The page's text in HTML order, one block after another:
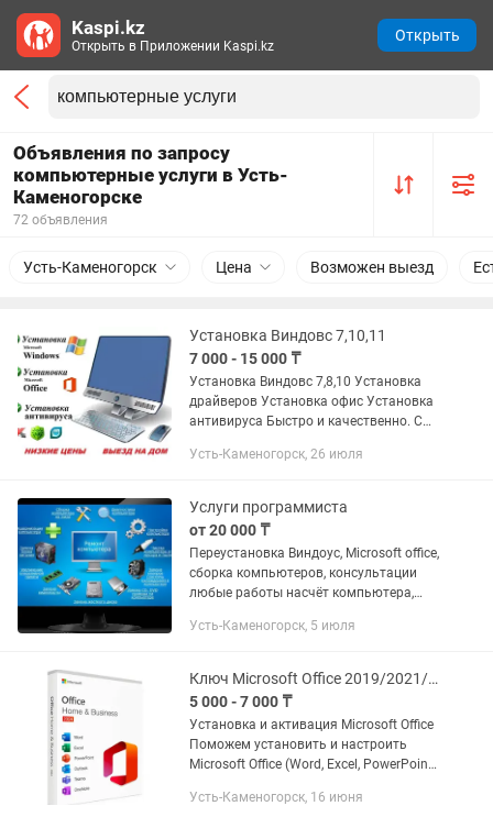
Объявления по запросу
компьютерные услуги в Усть-
Каменогорске
72 объявления
Усть-Каменогорск Цена Возможен выезд
Установка Виндовс 7,10,11
7 000 - 15 000 ₸
Установка Виндовс 7,8,10 Установка
драйверов Установка офис Установка
антивируса Быстро и качественно. С
много хороших ноутбуков и
Усть-Каменогорск, 26 июля
Услуги программиста
от 20 000 ₸
Переустановка Виндоус, Microsoft office,
сборка компьютеров, консультации
любые работы насчёт компьютера,
десяти утра до одиннадцати ночи.
Усть-Каменогорск, 5 июля
Ключ Microsoft Office 2019/2021/365 бессрочная лицензия Усть-Каменогорск
5 000 - 7 000 ₸
Установка и активация Microsoft Office
Поможем установить и настроить
Microsoft Office (Word, Excel, PowerPoint
компьютер или ноутбук. Лицензионная
Усть-Каменогорск, 16 июня
Kaspi.kz
Открыть в Приложении Kaspi.kz
Открыть